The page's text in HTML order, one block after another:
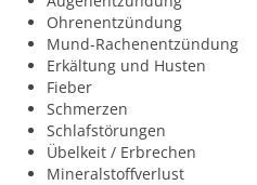
Ohrenentzündung
Mund-Rachenentzündung
Erkältung und Husten
Fieber
Schmerzen
Schlafstörungen
Übelkeit / Erbrechen
Mineralstoffverlust